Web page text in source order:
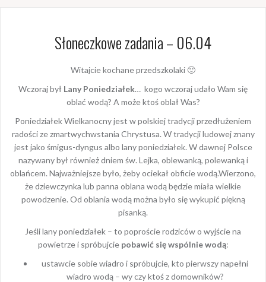
Słoneczkowe zadania – 06.04
Witajcie kochane przedszkolaki 🙂
Wczoraj był Lany Poniedziałek… kogo wczoraj udało Wam się
oblać wodą? A może ktoś oblał Was?
Poniedziałek Wielkanocny jest w polskiej tradycji przedłużeniem
radości ze zmartwychwstania Chrystusa. W tradycji ludowej znany
jest jako śmigus-dyngus albo lany poniedziałek. W dawnej Polsce
nazywany był również dniem św. Lejka, oblewanką, polewanką i
oblańcem. Najważniejsze było, żeby ociekał obficie wodą.Wierzono,
że dziewczynka lub panna oblana wodą będzie miała wielkie
powodzenie. Od oblania wodą można było się wykupić piękną
pisanką.
Jeśli lany poniedziałek – to poproście rodziców o wyjście na
powietrze i spróbujcie pobawić się wspólnie wodą:
ustawcie sobie wiadro i spróbujcie, kto pierwszy napełni
wiadro wodą – wy czy ktoś z domowników?